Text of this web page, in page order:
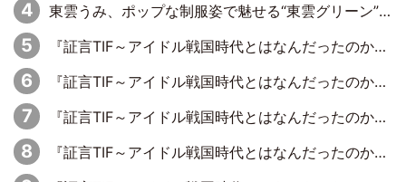
東雲うみ、ポップな制服姿で魅せる“東雲グリーン”の正体
『証言TIF～アイドル戦国時代とはなんだったのか～』第7回：BiS・プー・ルイ×ミチバヤシリオ「誰もパンツは投げないですからね。でも、特に話題になった記憶もないです（笑）」
『証言TIF～アイドル戦国時代とはなんだったのか～』第1回：元アイドリング!!!・遠藤舞×森田涼花「ももクロを初めて見て、アイドリング!!!は無理だな、勝てないなって」
『証言TIF～アイドル戦国時代とはなんだったのか～』第2回：元ぱすぽ☆・根岸愛×奥仲麻琴「デビュー当初はペラペラの衣装をドンキで買って、装飾を自分たちで縫ってました」
『証言TIF～アイドル戦国時代とはなんだったのか～』第5回：元SUPER☆GiRLS・八坂沙織×宮崎理奈「パワープッシュアーティストみたいなのがあって、イトーヨーカドーさんがスポンサーについたり」